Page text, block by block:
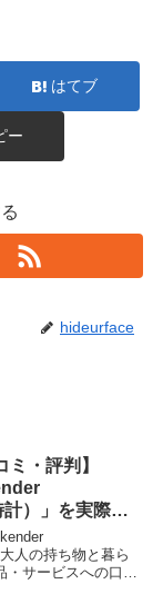
はてブ
ー
hideurface
ミ・評判】
）」を実際に
想
人の持ち物と暮ら
・サービスへの口コ